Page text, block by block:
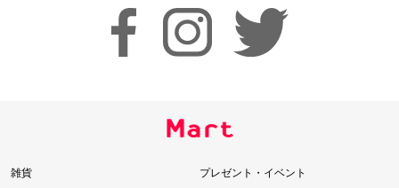
雑貨
プレゼント・イベント